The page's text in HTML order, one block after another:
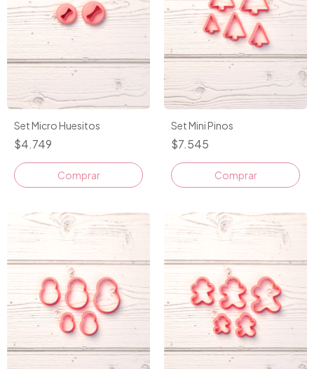
Set Micro Huesitos
$4.749
Set Mini Pinos
$7.545